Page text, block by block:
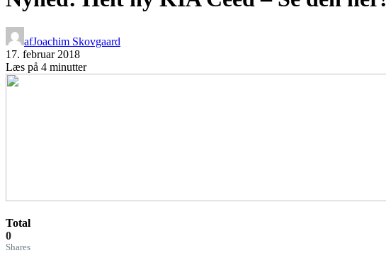
afJoachim Skovgaard
17. februar 2018
Læs på 4 minutter
Total
0
Shares